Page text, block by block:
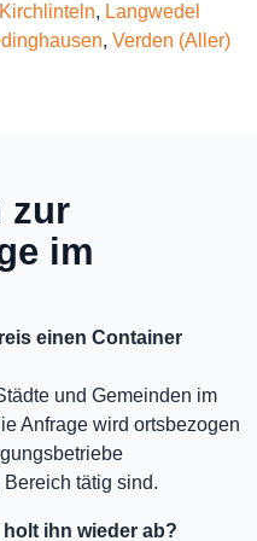
Kirchlinteln, Langwedel
, Verden (Aller)
zur
im
einen Container
und Gemeinden im
Anfrage wird ortsbezogen
tätig sind.
ihn wieder ab?